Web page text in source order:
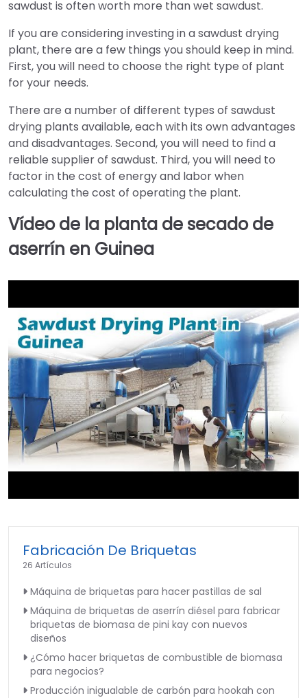
sawdust is often worth more than wet sawdust.
If you are considering investing in a sawdust drying
plant, there are a few things you should keep in mind.
First, you will need to choose the right type of plant
for your needs.
There are a number of different types of sawdust
drying plants available, each with its own advantages
and disadvantages. Second, you will need to find a
reliable supplier of sawdust. Third, you will need to
factor in the cost of energy and labor when
calculating the cost of operating the plant.
Vídeo de la planta de secado de
aserrín en Guinea
Fabricación De Briquetas
26 Artículos
Máquina de briquetas para hacer pastillas de sal
Máquina de briquetas de aserrín diésel para fabricar
briquetas de biomasa de pini kay con nuevos
diseños
¿Cómo hacer briquetas de combustible de biomasa
para negocios?
Producción inigualable de carbón para hookah con